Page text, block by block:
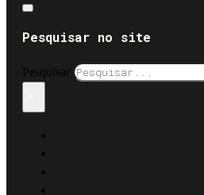
Pesquisar no site
Pesquisar